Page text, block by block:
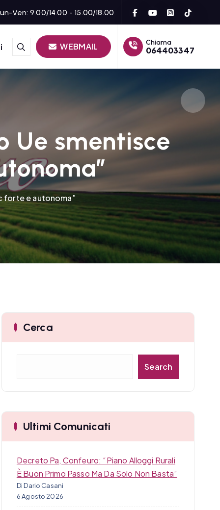
Ven: 9.00/14.00 - 15.00/18.00
WEBMAIL Chiama
064403347
Ue smentisce
forte e autonoma”
Cerca
a
Search
Ultimi Comunicati
Decreto Pa, Confeuro: “Piano Alloggi Rurali
È Buon Primo Passo Ma Da Solo Non Basta”
Di Dario Casani
6 Agosto 2026